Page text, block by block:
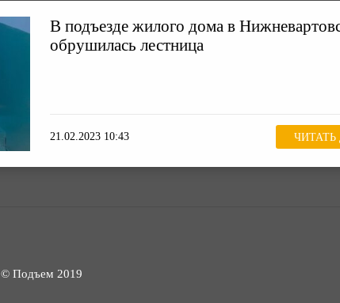
В подъезде жилого дома в
обрушилась лестница
21.02.2023 10:43 ЧИТАТЬ
© Подъем 2019